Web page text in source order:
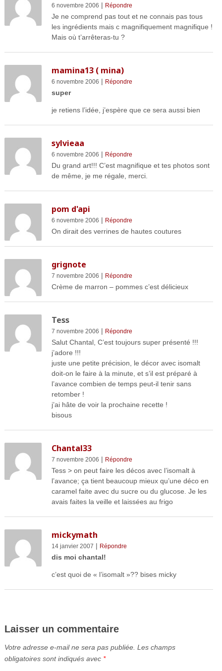
6 novembre 2006 | Répondre
Je ne comprend pas tout et ne connais pas tous
les ingrédients mais c magnifiquement magnifique !
Mais où t’arrêteras-tu ?
mamina13 ( mina)
6 novembre 2006 | Répondre
super
je retiens l’idée, j’espère que ce sera aussi bien
sylvieaa
6 novembre 2006 | Répondre
Du grand art!!! C’est magnifique et tes photos sont
de même, je me régale, merci.
pom d'api
6 novembre 2006 | Répondre
On dirait des verrines de hautes coutures
grignote
7 novembre 2006 | Répondre
Crème de marron – pommes c’est délicieux
Tess
7 novembre 2006 | Répondre
Salut Chantal, C’est toujours super présenté !!!
j’adore !!!
juste une petite précision, le décor avec isomalt
doit-on le faire à la minute, et s’il est préparé à
l’avance combien de temps peut-il tenir sans
retomber !
j’ai hâte de voir la prochaine recette !
bisous
Chantal33
7 novembre 2006 | Répondre
Tess > on peut faire les décos avec l’isomalt à
l’avance; ça tient beaucoup mieux qu’une déco en
caramel faite avec du sucre ou du glucose. Je les
avais faites la veille et laissées au frigo
mickymath
14 janvier 2007 | Répondre
dis moi chantal!
c’est quoi de « l’isomalt »?? bises micky
Laisser un commentaire
Votre adresse e-mail ne sera pas publiée. Les champs
obligatoires sont indiqués avec *